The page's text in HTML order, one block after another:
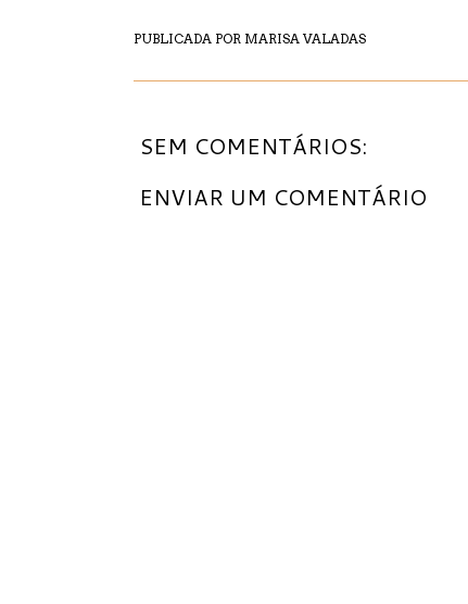
PUBLICADA POR MARISA VALADAS
SEM COMENTÁRIOS:
ENVIAR UM COMENTÁRIO